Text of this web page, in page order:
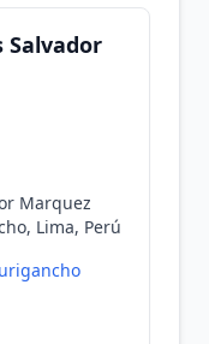
Salvador
Marquez
Lima, Perú